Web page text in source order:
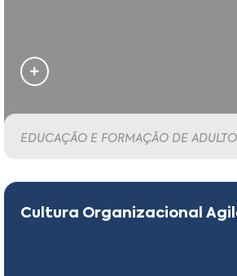
EDUCAÇÃO E FORMAÇÃO DE
Cultura Organizacional